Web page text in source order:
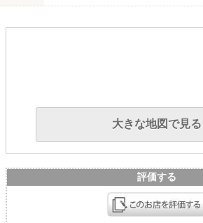
大きな地図で見る
評価する